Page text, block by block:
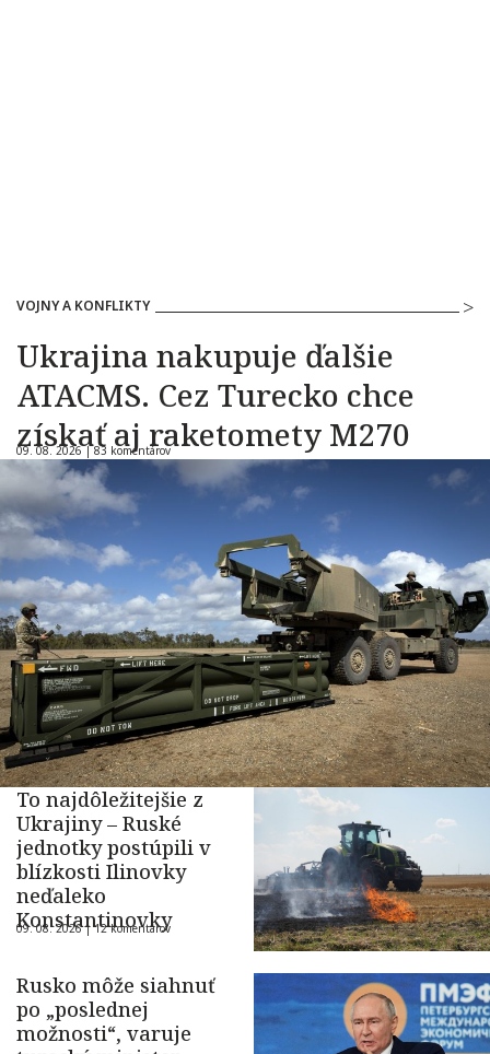
VOJNY A KONFLIKTY
Ukrajina nakupuje ďalšie
ATACMS. Cez Turecko chce
získať aj raketomety M270
09. 08. 2026 |83 komentárov
To najdôležitejšie z
Ukrajiny – Ruské
jednotky postúpili v
blízkosti Ilinovky
neďaleko
Konstantinovky
09. 08. 2026 |12 komentárov
Rusko môže siahnuť
po „poslednej
možnosti“, varuje